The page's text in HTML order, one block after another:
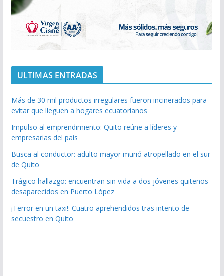
ULTIMAS ENTRADAS
Más de 30 mil productos irregulares fueron incinerados para
evitar que lleguen a hogares ecuatorianos
Impulso al emprendimiento: Quito reúne a líderes y
empresarias del país
Busca al conductor: adulto mayor murió atropellado en el sur
de Quito
Trágico hallazgo: encuentran sin vida a dos jóvenes quiteños
desaparecidos en Puerto López
¡Terror en un taxi!: Cuatro aprehendidos tras intento de
secuestro en Quito